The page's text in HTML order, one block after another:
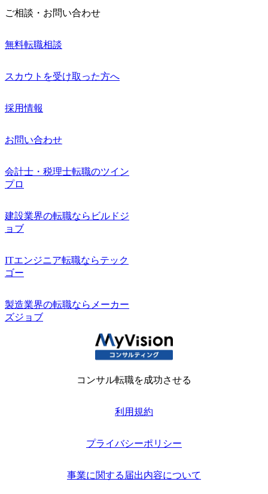
ご相談・お問い合わせ
無料転職相談
スカウトを受け取った方へ
採用情報
お問い合わせ
会計士・税理士転職のツイン
プロ
建設業界の転職ならビルドジ
ョブ
ITエンジニア転職ならテック
ゴー
製造業界の転職ならメーカー
ズジョブ
コンサル転職を成功させる
利用規約
プライバシーポリシー
事業に関する届出内容について